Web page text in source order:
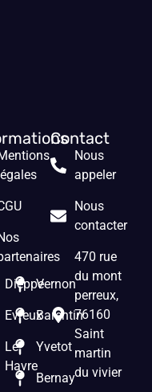
Dieppe
Evreux
Le
Havre
Vernon
Barentin
Yvetot
Bernay
Contact
Nous
appeler
Nous
contacter
470 rue
du mont
perreux,
76160
Saint
martin
du vivier